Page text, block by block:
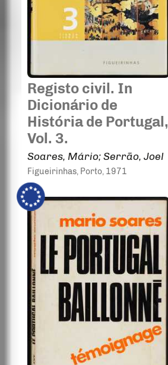
Registo civil. In
Dicionário de
História de Portugal,
Vol. 3.
Soares, Mário; Serrão, Joel
Figueirinhas, Porto, 1971